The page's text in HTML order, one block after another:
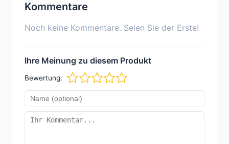
Kommentare
Noch keine Kommentare. Seien Sie der Erste!
Ihre Meinung zu diesem Produkt
Bewertung: